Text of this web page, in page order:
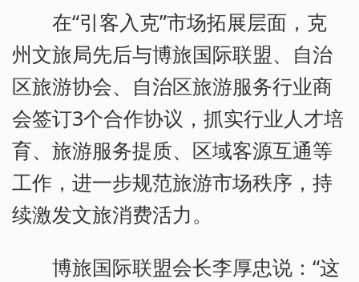
在“引客入克”市场拓展层面，克
州文旅局先后与博旅国际联盟、自治
区旅游协会、自治区旅游服务行业商
会签订3个合作协议，抓实行业人才培
育、旅游服务提质、区域客源互通等
工作，进一步规范旅游市场秩序，持
续激发文旅消费活力。
博旅国际联盟会长李厚忠说：“这